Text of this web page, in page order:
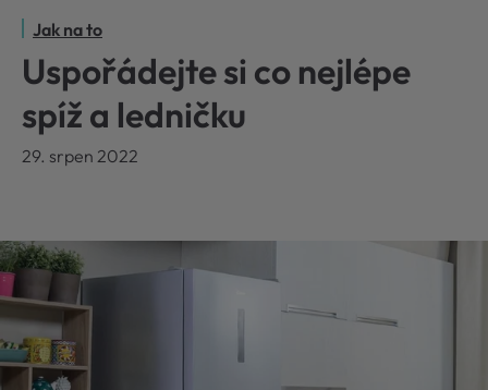
Jak na to
Uspořádejte si co nejlépe
spíž a ledničku
29. srpen 2022